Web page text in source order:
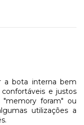
a bota interna bem
e justos
"memory foram" ou
utilizações a